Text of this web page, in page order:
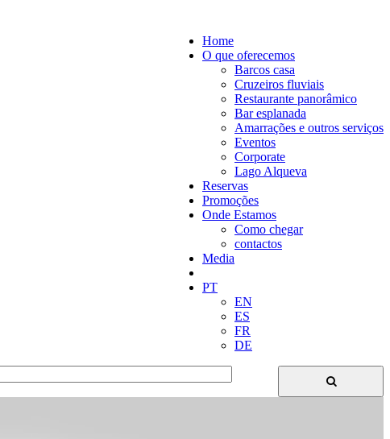
Home
O que oferecemos
Barcos casa
Cruzeiros fluviais
Restaurante panorâmico
Bar esplanada
Amarrações e outros serviços
Eventos
Corporate
Lago Alqueva
Reservas
Promoções
Onde Estamos
Como chegar
contactos
Media
PT
EN
ES
FR
DE